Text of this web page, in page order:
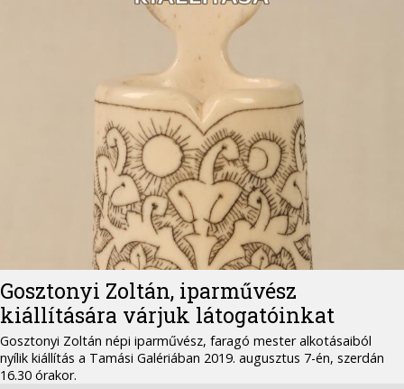
Gosztonyi Zoltán, iparművész
kiállítására várjuk látogatóinkat
Gosztonyi Zoltán népi iparművész, faragó mester alkotásaiból
nyílik kiállítás a Tamási Galériában 2019. augusztus 7-én, szerdán
16.30 órakor.